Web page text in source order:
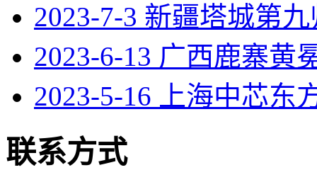
2023-7-3 新疆塔城第
2023-6-13 广西鹿寨黄
2023-5-16 上海中芯东
联系方式